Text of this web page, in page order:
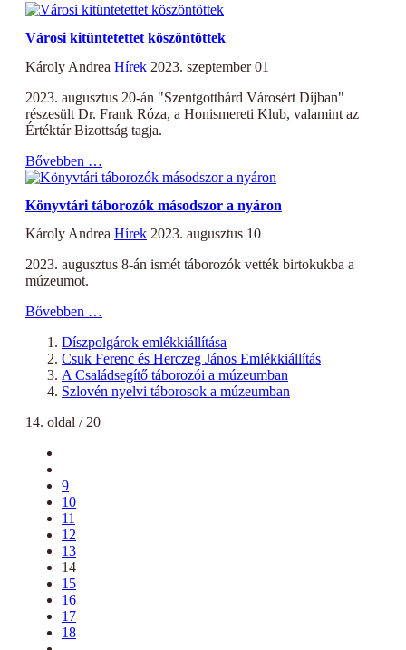
Városi kitüntetettet köszöntöttek
Károly Andrea Hírek 2023. szeptember 01
2023. augusztus 20-án "Szentgotthárd Városért Díjban"
részesült Dr. Frank Róza, a Honismereti Klub, valamint az
Értéktár Bizottság tagja.
Bővebben …
Könyvtári táborozók másodszor a nyáron
Károly Andrea Hírek 2023. augusztus 10
2023. augusztus 8-án ismét táborozók vették birtokukba a
múzeumot.
Bővebben …
Díszpolgárok emlékkiállítása
Csuk Ferenc és Herczeg János Emlékkiállítás
A Családsegítő táborozói a múzeumban
Szlovén nyelvi táborosok a múzeumban
14. oldal / 20
9
10
11
12
13
14
15
16
17
18